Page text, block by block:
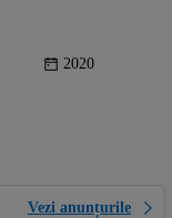
2020
Vezi anunțurile